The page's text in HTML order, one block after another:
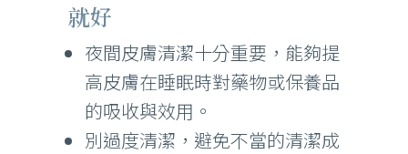
就好
夜間皮膚清潔十分重要，能夠提
高皮膚在睡眠時對藥物或保養品
的吸收與效用。
別過度清潔，避免不當的清潔成